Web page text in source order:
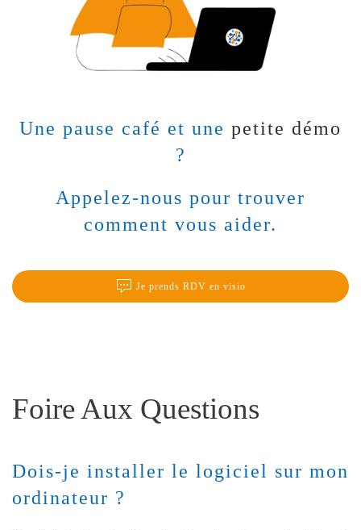
Une pause café et une petite démo
?
Appelez-nous pour trouver
comment vous aider.
Je prends RDV en visio
Foire Aux Questions
Dois-je installer le logiciel sur mon
ordinateur ?